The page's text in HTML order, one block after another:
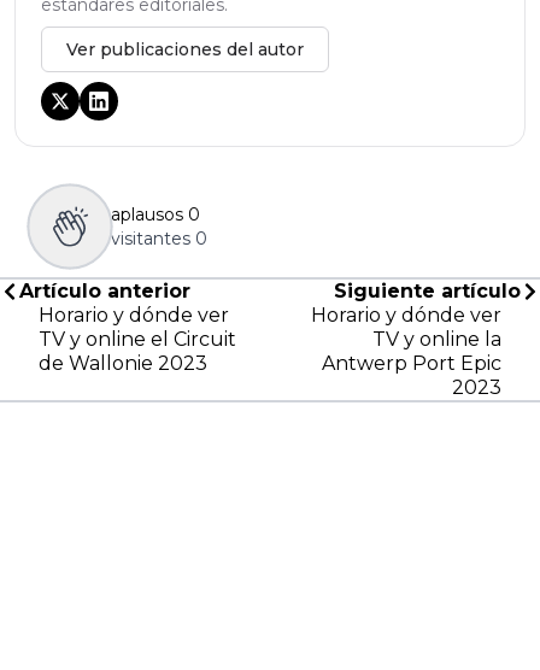
estándares editoriales.
Ver publicaciones del autor
aplausos 0
visitantes 0
Artículo anterior
Horario y dónde ver
TV y online el Circuit
de Wallonie 2023
Siguiente artículo
Horario y dónde ver
TV y online la
Antwerp Port Epic
2023